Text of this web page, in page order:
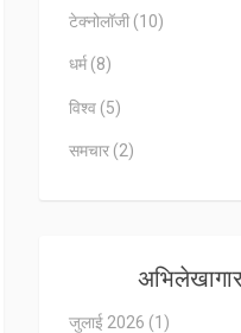
टेक्नोलॉजी (10)
धर्म (8)
विश्व (5)
समचार (2)
जुलाई 2026 (1)